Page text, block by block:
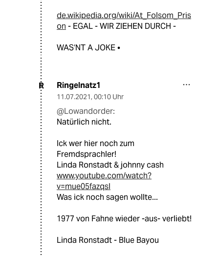
de.wikipedia.org/wiki/At_Folsom_Pris
on - EGAL - WIR ZIEHEN DURCH -
WAS‘NT A JOKE •
R Ringelnatz1
11.07.2021, 00:10 Uhr
@Lowandorder:
Natürlich nicht.
Ick wer hier noch zum
Fremdsprachler!
Linda Ronstadt & johnny cash
www.youtube.com/watch?
v=mue05fazqsI
Was ick noch sagen wollte...
1977 von Fahne wieder -aus- verliebt!
Linda Ronstadt - Blue Bayou